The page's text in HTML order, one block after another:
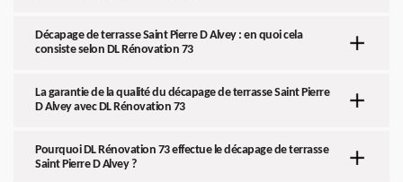
Décapage de terrasse Saint Pierre D Alvey : en quoi cela
consiste selon DL Rénovation 73
La garantie de la qualité du décapage de terrasse Saint Pierre
D Alvey avec DL Rénovation 73
Pourquoi DL Rénovation 73 effectue le décapage de terrasse
Saint Pierre D Alvey ?